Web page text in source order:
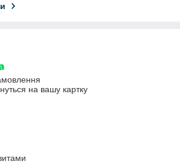
на вашу картку